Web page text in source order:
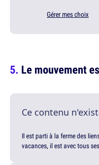
Gérer mes choix
Le mouvement
Ce contenu
Il est parti à la ferme des
vacances, il est avec tous